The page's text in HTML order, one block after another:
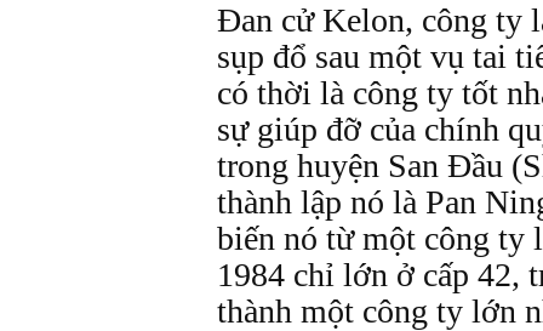
Ðan cử Kelon, công ty
sụp đổ sau một vụ tai
có thời là công ty tốt
sự giúp đỡ của chính
trong huyện San Ðầu
thành lập nó là Pan
biến nó từ một công ty
1984 chỉ lớn ở cấp 42,
thành một công ty lớn